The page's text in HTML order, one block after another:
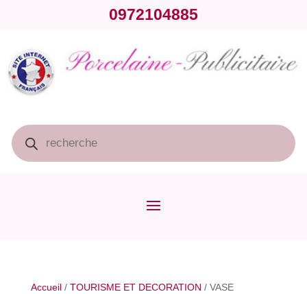
0972104885
Recherche
de
produits
Accueil/ TOURISME ET DECORATION / VASE